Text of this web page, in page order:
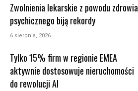
Zwolnienia lekarskie z powodu zdrowia
psychicznego biją rekordy
6 sierpnia, 2026
Tylko 15% firm w regionie EMEA
aktywnie dostosowuje nieruchomości
do rewolucji AI